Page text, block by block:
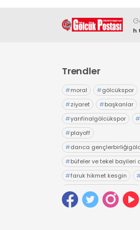
Trendler
#moral #gölcükspor
#ziyaret #başkanlar
#yarıfinalgölcükspor #
#playoff
#darıca
#büfeler ve tekel bayileri
#faruk hikmet kesgin
#gölcük belediyesiesnaf
# tuncay yıldız # seçim